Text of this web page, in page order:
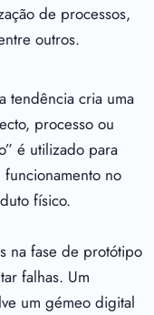
de processos,
outros.
tendência cria uma
processo ou
é utilizado para
funcionamento no
físico.
na fase de protótipo
falhas. Um
um gémeo digital